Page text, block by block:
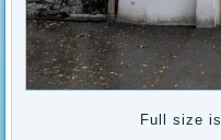
Full size is